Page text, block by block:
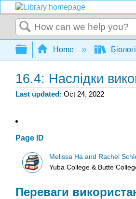
Search
Expand/collapse
Home
16.4: Наслідки
Last updated Oct 24, 2022
Page ID
Melissa Ha and Rachel
Yuba College & Butte
Переваги